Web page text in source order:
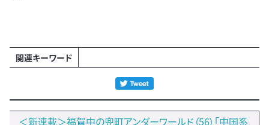
関連キーワード
＜新連載＞福賀中の兜町アンダーワールド（56）「中国系